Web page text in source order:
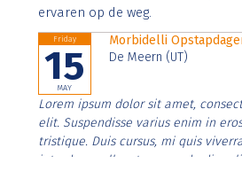
ervaren op de weg.
Friday
15
MAY
Morbidelli
De Meern (UT)
Lorem ipsum dolor sit amet,
elit. Suspendisse varius enim in
tristique. Duis cursus, mi quis
interdum nulla, ut commodo diam